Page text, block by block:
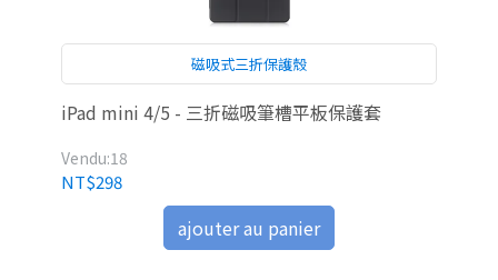
磁吸式三折保護殼
iPad mini 4/5 - 三折磁吸筆槽平板保護套
Vendu:18
NT$298
ajouter au panier